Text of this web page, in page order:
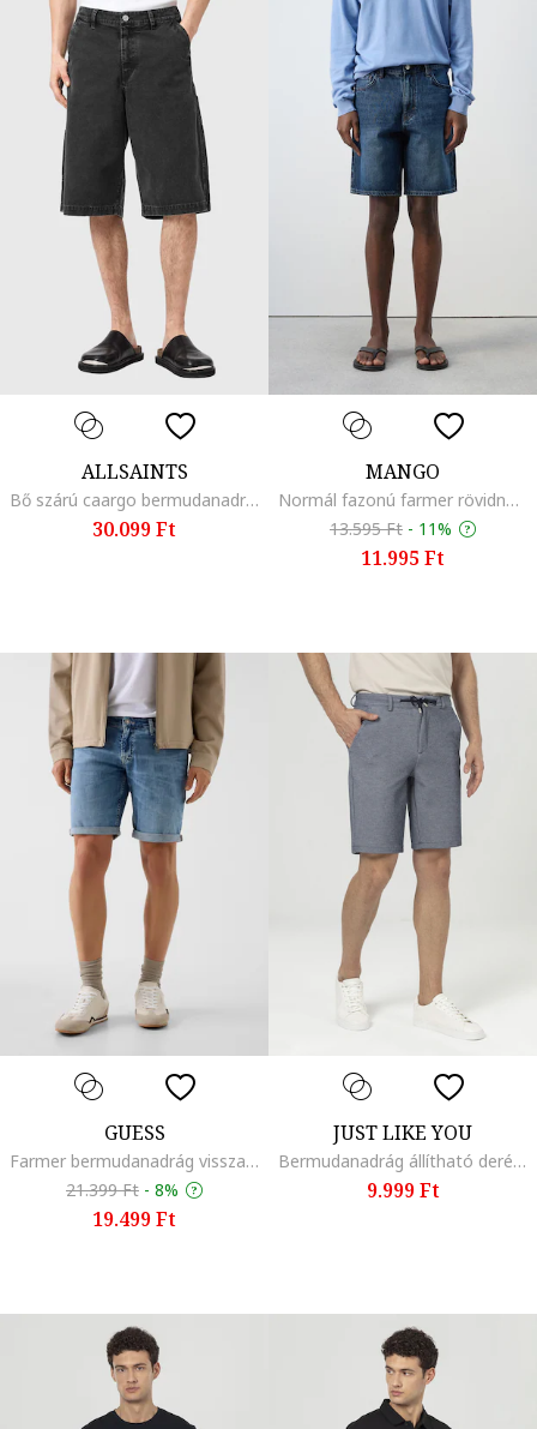
ALLSAINTS
Bő szárú caargo bermudanadrág, Szénfekete
30.099 Ft
MANGO
Normál fazonú farmer rövidnadrág, Sötétkék
13.595 Ft - 11%
11.995 Ft
GUESS
Farmer bermudanadrág visszahajtott szárvégekkel, Sötétkék
21.399 Ft - 8%
19.499 Ft
JUST LIKE YOU
Bermudanadrág állítható derékrésszel, Sötétszürke
9.999 Ft